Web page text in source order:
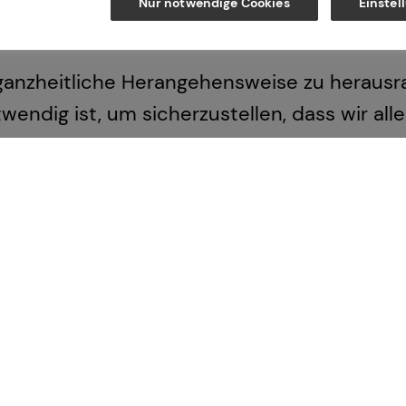
Herangehensweise zu
ist, um sicherzustellen, dass wir